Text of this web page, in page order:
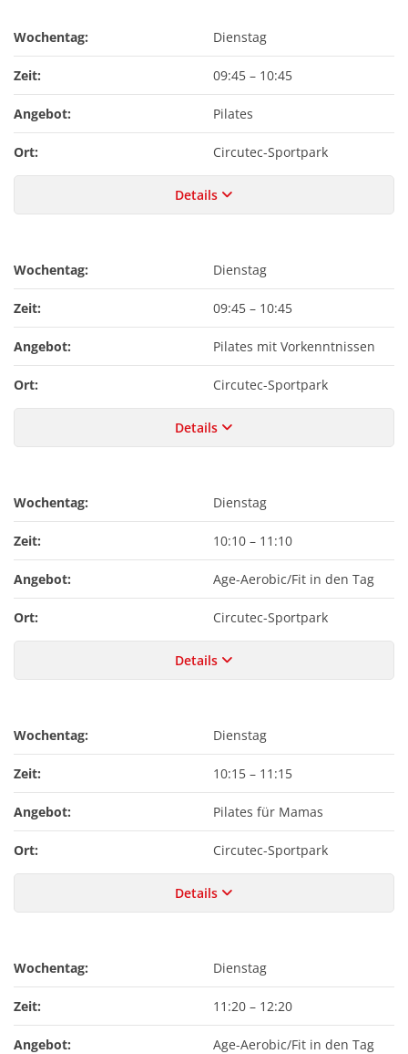
Wochentag: Dienstag
Zeit: 09:45 – 10:45
Angebot: Pilates
Ort: Circutec-Sportpark
Details
Wochentag: Dienstag
Zeit: 09:45 – 10:45
Angebot: Pilates mit Vorkenntnissen
Ort: Circutec-Sportpark
Details
Wochentag: Dienstag
Zeit: 10:10 – 11:10
Angebot: Age-Aerobic/Fit in den Tag
Ort: Circutec-Sportpark
Details
Wochentag: Dienstag
Zeit: 10:15 – 11:15
Angebot: Pilates für Mamas
Ort: Circutec-Sportpark
Details
Wochentag: Dienstag
Zeit: 11:20 – 12:20
Angebot: Age-Aerobic/Fit in den Tag